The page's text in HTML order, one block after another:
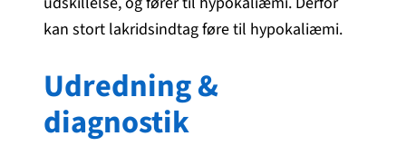
kan stort lakridsindtag føre til hypokaliæmi.
Udredning &
diagnostik